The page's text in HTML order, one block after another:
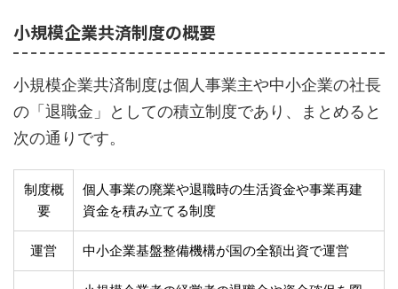
小規模企業共済制度の概要
小規模企業共済制度は個人事業主や中小企業の社長
の「退職金」としての積立制度であり、まとめると
次の通りです。
制度概
要
個人事業の廃業や退職時の生活資金や事業再建
資金を積み立てる制度
運営 中小企業基盤整備機構が国の全額出資で運営